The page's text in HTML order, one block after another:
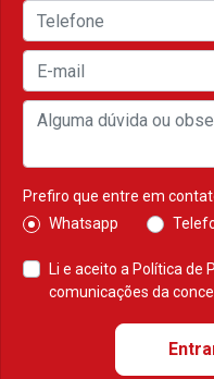
Prefiro que entre em
Whatsapp
Li e aceito a Política de
comunicações da